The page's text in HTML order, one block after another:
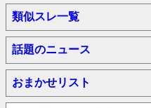
類似スレ一覧
話題のニュース
おまかせリスト